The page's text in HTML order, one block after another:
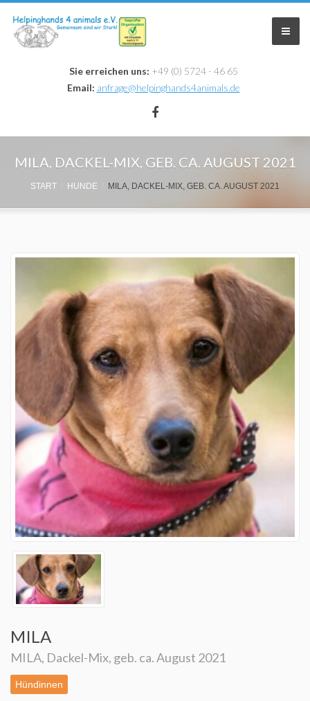
Sie erreichen uns: +49 (0) 5724 - 46 65
Email: anfrage@helpinghands4animals.de
Zuhause Gesucht
Aktionen
Spendenaufruf
FAQs zur Vermittlung
Happy End 2019
Happy End 2020
Happy End 2021
Happy End 2022
Happy End 2023
Happy End 2024 / 2025
Happy End Ungarn – 2018
Happy End Ungarn ab 2019
MILA, DACKEL-MIX, GEB. CA. AUGUST 2021
START HUNDE MILA, DACKEL-MIX, GEB. CA. AUGUST 2021
MILA
MILA, Dackel-Mix, geb. ca. August 2021
Hündinnen